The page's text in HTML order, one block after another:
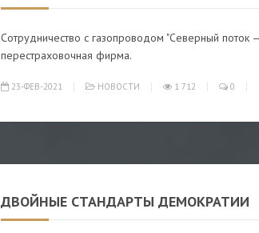
Сотрудничество с газопроводом "Северный поток
перестраховочная фирма.
23-ФЕВ-2021 НОВОСТИ 1 712 0
ДВОЙНЫЕ СТАНДАРТЫ ДЕМОКРАТИИ